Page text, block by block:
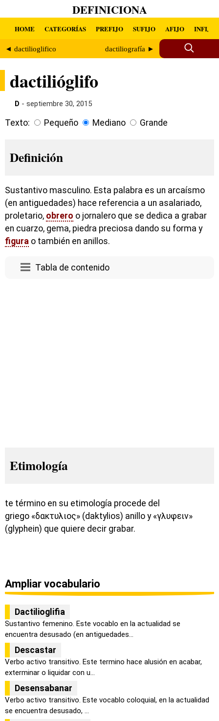
DEFINICIONA
HOME CATEGORÍAS PREFIJO SUFIJO AFIJO INFIJO
◄ dactilioglifico dactiliografía ►
dactilióglifo
D - septiembre 30, 2015
Texto: Pequeño Mediano Grande
Definición
Sustantivo masculino. Esta palabra es un arcaísmo
(en antiguedades) hace referencia a un asalariado,
proletario, obrero o jornalero que se dedica a grabar
en cuarzo, gema, piedra preciosa dando su forma y
figura o también en anillos.
Tabla de contenido
Etimología
te término en su etimología procede del
griego «δακτυλιος» (daktylios) anillo y «γλυφειν»
(glyphein) que quiere decir grabar.
Ampliar vocabulario
Dactilioglifia
Sustantivo femenino. Este vocablo en la actualidad se
encuentra desusado (en antiguedades...
Descastar
Verbo activo transitivo. Este termino hace alusión en acabar,
exterminar o liquidar con u...
Desensabanar
Verbo activo transitivo. Este vocablo coloquial, en la actualidad
se encuentra desusado, ...